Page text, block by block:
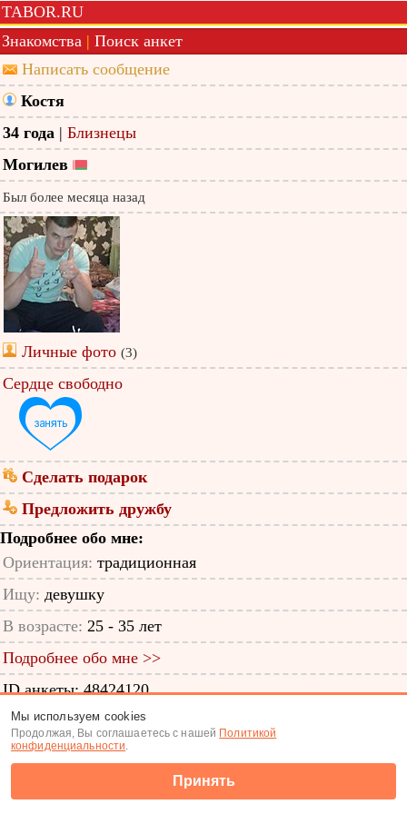
TABOR.RU
Знакомства | Поиск анкет
Написать сообщение
Костя
34 года | Близнецы
Могилев
Был более месяца назад
Личные фото (3)
Сердце свободно
Сделать подарок
Предложить дружбу
Подробнее обо мне:
Ориентация: традиционная
Ищу: девушку
В возрасте: 25 - 35 лет
Подробнее обо мне >>
ID анкеты: 48424120
Знакомства|Поиск анкет
(c) Tabor.ru 2026
Мы используем cookies
Продолжая, Вы соглашаетесь с нашей Политикой
конфиденциальности.
Принять